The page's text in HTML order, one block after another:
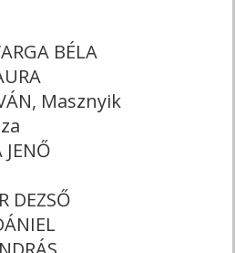
BÉLA
Masznyik
JENŐ
DEZSŐ